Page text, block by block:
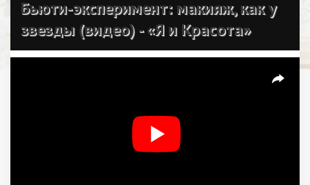
Бьюти-эксперимент: макияж, как у
звезды (видео) - «Я и Красота»